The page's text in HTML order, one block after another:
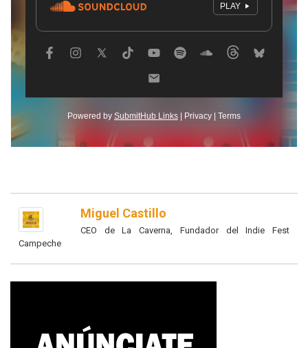
Miguel Castillo
CEO de La Caverna, Fundador del Indie Fest
Campeche